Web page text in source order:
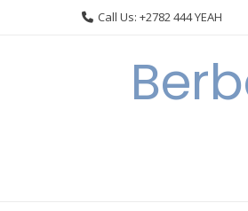
Call Us: +2782 444 YEAH